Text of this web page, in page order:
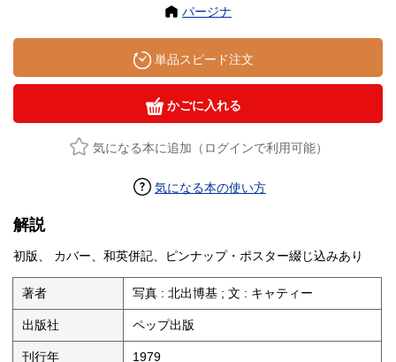
パージナ
単品スピード注文
かごに入れる
気になる本に追加（ログインで利用可能）
気になる本の使い方
解説
初版、 カバー、和英併記、ピンナップ・ポスター綴じ込みあり
著者 写真 : 北出博基 ; 文 : キャティー
出版社 ペップ出版
刊行年 1979